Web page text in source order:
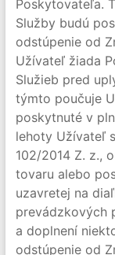
Poskytovateľa.
Služby budú
odstúpenie od
Užívateľ žiada
Služieb pred
týmto poučuje
poskytnuté v
lehoty Užívateľ
102/2014 Z. z.,
tovaru alebo
uzavretej na
prevádzkových
a doplnení
odstúpenie od